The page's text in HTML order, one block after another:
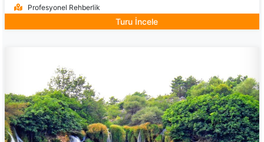
Profesyonel Rehberlik
Turu İncele